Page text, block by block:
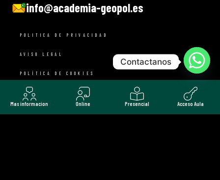
info@academia-geopol.es
POLITICA DE PRIVACIDAD
AVISO LEGAL
POLÍTICA DE COOKIES
TERMINOS Y CONDICIONES
Mas informacion Online Presencial Acceso Aula
Contactanos